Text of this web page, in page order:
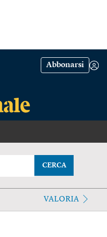
Abbonarsi
CERCA
VALORIA